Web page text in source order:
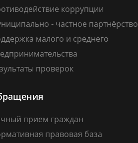
коррупции
- частное партнёрство
малого и среднего
проверок
прием граждан
правовая база